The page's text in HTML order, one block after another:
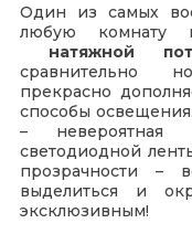
Один из самых
любую комнату
натяжной
сравнительно
прекрасно
способы
– невероятная
светодиодной
прозрачности –
выделиться и
эксклюзивным!